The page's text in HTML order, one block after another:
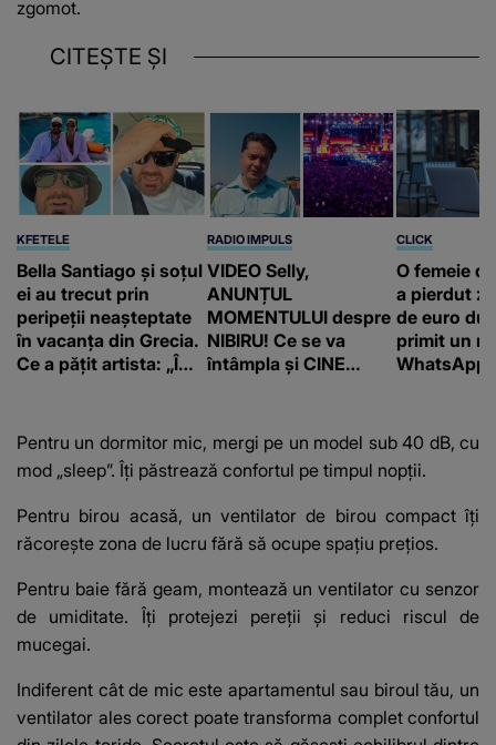
zgomot.
CITEȘTE ȘI
KFETELE
Bella Santiago și soțul
ei au trecut prin
peripeții neașteptate
în vacanța din Grecia.
Ce a pățit artista: „Îmi
RADIO IMPULS
VIDEO Selly,
ANUNȚUL
MOMENTULUI despre
NIBIRU! Ce se va
întâmpla și CINE
e ciudă că..."
CLICK
O femeie
a pierdut
de euro
primit un
Franța
Pentru un dormitor mic, mergi pe un model sub 40 dB, cu
mod „sleep”. Îți păstrează confortul pe timpul nopții.
Pentru birou acasă, un ventilator de birou compact îți
răcorește zona de lucru fără să ocupe spațiu prețios.
Pentru baie fără geam, montează un ventilator cu senzor
de umiditate. Îți protejezi pereții și reduci riscul de
mucegai.
Indiferent cât de mic este apartamentul sau biroul tău, un
ventilator ales corect poate transforma complet confortul